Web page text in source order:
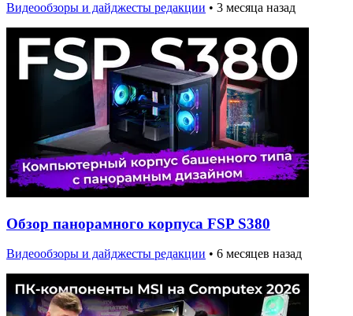
Видеообзоры и дайджесты редакции • 3 месяца назад
Обзор панорамного корпуса FSP S380
Видеообзоры и дайджесты редакции • 6 месяцев назад